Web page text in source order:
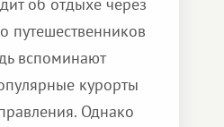
путешественников
вспоминают
курорты
Однако